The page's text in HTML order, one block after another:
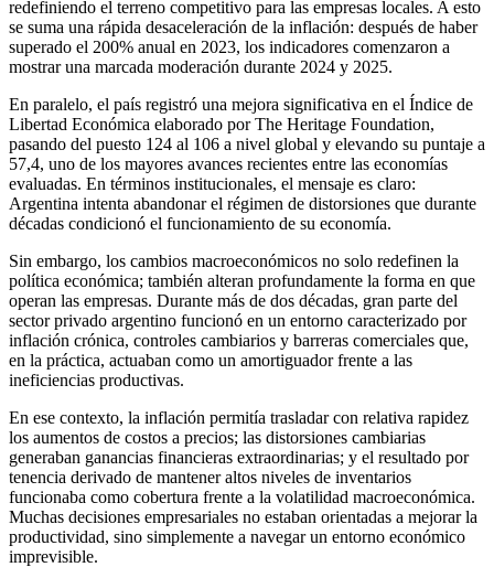
redefiniendo el terreno competitivo para las empresas locales. A esto
se suma una rápida desaceleración de la inflación: después de haber
superado el 200% anual en 2023, los indicadores comenzaron a
mostrar una marcada moderación durante 2024 y 2025.
En paralelo, el país registró una mejora significativa en el Índice de
Libertad Económica elaborado por The Heritage Foundation,
pasando del puesto 124 al 106 a nivel global y elevando su puntaje a
57,4, uno de los mayores avances recientes entre las economías
evaluadas. En términos institucionales, el mensaje es claro:
Argentina intenta abandonar el régimen de distorsiones que durante
décadas condicionó el funcionamiento de su economía.
Sin embargo, los cambios macroeconómicos no solo redefinen la
política económica; también alteran profundamente la forma en que
operan las empresas. Durante más de dos décadas, gran parte del
sector privado argentino funcionó en un entorno caracterizado por
inflación crónica, controles cambiarios y barreras comerciales que,
en la práctica, actuaban como un amortiguador frente a las
ineficiencias productivas.
En ese contexto, la inflación permitía trasladar con relativa rapidez
los aumentos de costos a precios; las distorsiones cambiarias
generaban ganancias financieras extraordinarias; y el resultado por
tenencia derivado de mantener altos niveles de inventarios
funcionaba como cobertura frente a la volatilidad macroeconómica.
Muchas decisiones empresariales no estaban orientadas a mejorar la
productividad, sino simplemente a navegar un entorno económico
imprevisible.